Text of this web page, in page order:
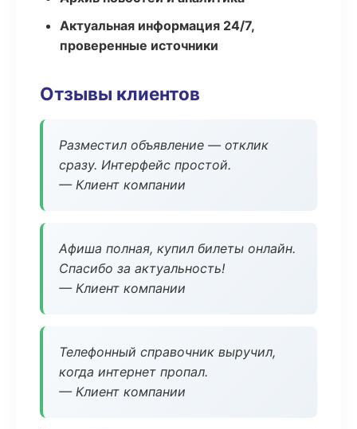
Актуальная информация 24/7,
проверенные источники
Отзывы клиентов
Разместил объявление — отклик
сразу. Интерфейс простой.
— Клиент компании
Афиша полная, купил билеты онлайн.
Спасибо за актуальность!
— Клиент компании
Телефонный справочник выручил,
когда интернет пропал.
— Клиент компании